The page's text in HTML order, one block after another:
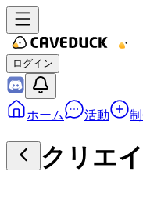
ログイン
ホーム 活動
クリエ